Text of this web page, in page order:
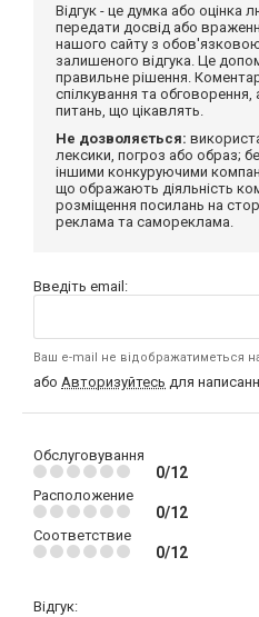
Відгук - це думка або оцінка
передати досвід або
нашого сайту з
залишеного відгука. Це
правильне рішення.
спілкування та
питань, що цікавлять.
Не дозволяється:
лексики, погроз або образ;
іншими конкуруючими
що ображають діяльність
розміщення посилань на
реклама та самореклама.
Введіть email:
Ваш e-mail не відображатиметься на
або Авторизуйтесь для
Обслуговування
0/12
Расположение
0/12
Соответствие
0/12
Відгук: